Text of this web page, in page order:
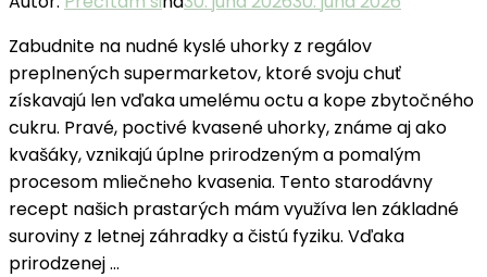
Zabudnite na nudné kyslé uhorky z regálov
preplnených supermarketov, ktoré svoju chuť
získavajú len vďaka umelému octu a kope zbytočného
cukru. Pravé, poctivé kvasené uhorky, známe aj ako
kvašáky, vznikajú úplne prirodzeným a pomalým
procesom mliečneho kvasenia. Tento starodávny
recept našich prastarých mám využíva len základné
suroviny z letnej záhradky a čistú fyziku. Vďaka
prirodzenej …